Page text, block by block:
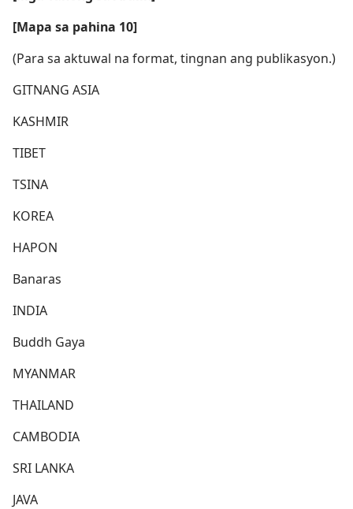
[Mapa sa pahina 10]
(Para sa aktuwal na format, tingnan ang publikasyon.)
GITNANG ASIA
KASHMIR
TIBET
TSINA
KOREA
HAPON
Banaras
INDIA
Buddh Gaya
MYANMAR
THAILAND
CAMBODIA
SRI LANKA
JAVA